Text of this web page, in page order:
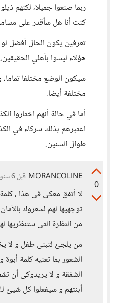
ربما صنعوا جميلا، لكنهم
كنت أنا هل سأقدر على
تعرفين يكون الحال أفضل
هؤلاء ليسوا بأهلي
سيكون الوضع مختلفا تماما،
مختلفة أيضا.
أما في حالة أنهم اختاروا
اعتبرهم بذلك شركاء في
طوال السنين.
0
MORANCOLINE قبل 6 سنوات
لا أتفق معكى فى هذا ،
توجهيها لهم لشعروك
من النظرة التى ستنظريها
من يلجئ لتبنى طفل و لا
الشعور بما تعنيه كلمة
الشفقة و لا يريدوكى أن
أبنتهم و سيفعلوا كل شيئ